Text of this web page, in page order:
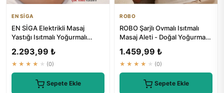
EN SİGA
EN SİGA Elektrikli Masaj
Yastığı Isıtmalı Yoğurmalı
2.293,99 ₺
★★★★★ (0)
Sepete Ekle
ROBO
ROBO Şarjlı Ovmalı Isıtmalı
Masaj Aleti - Doğal Yoğurma
1.459,99 ₺
★★★★★ (0)
Sepete Ekle